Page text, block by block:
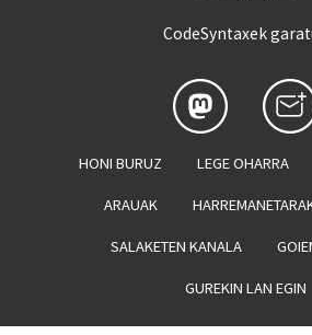
CodeSyntaxek
HONI BURUZ LEGE OHARRA
ARAUAK
SALAKETEN KANALA
GUREKIN LAN EGIN